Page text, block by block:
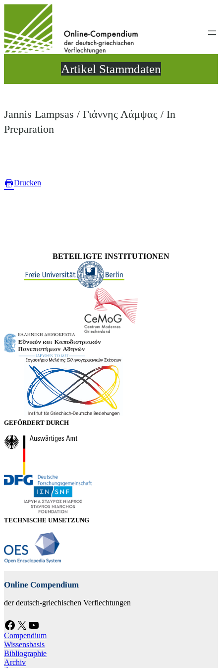
wechseln
Artikel Stammdaten
Jannis Lampsas / Γιάννης Λάμψας / In
Preparation
Drucken
BETEILIGTE INSTITUTIONEN
GEFÖRDERT DURCH
TECHNISCHE UMSETZUNG
Online Compendium
der deutsch-griechischen Verflechtungen
Facebook X YouTube
Compendium
Wissensbasis
Bibliographie
Archiv